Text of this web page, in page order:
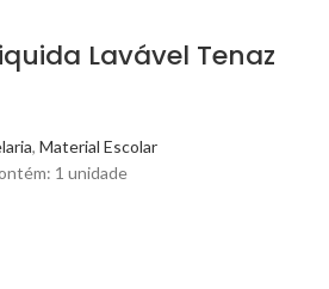
Lavável Tenaz
, Material Escolar
1 unidade